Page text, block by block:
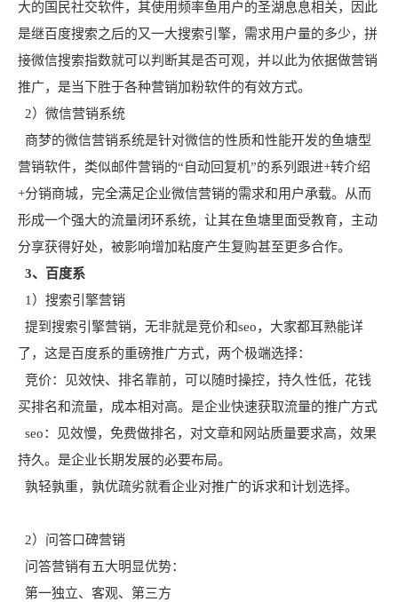
大的国民社交软件，其使用频率鱼用户的圣湖息息相关，因此
是继百度搜索之后的又一大搜索引擎，需求用户量的多少，拼
接微信搜索指数就可以判断其是否可观，并以此为依据做营销
推广，是当下胜于各种营销加粉软件的有效方式。
2）微信营销系统
商梦的微信营销系统是针对微信的性质和性能开发的鱼塘型
营销软件，类似邮件营销的“自动回复机”的系列跟进+转介绍
+分销商城，完全满足企业微信营销的需求和用户承载。从而
形成一个强大的流量闭环系统，让其在鱼塘里面受教育，主动
分享获得好处，被影响增加粘度产生复购甚至更多合作。
3、百度系
1）搜索引擎营销
提到搜索引擎营销，无非就是竞价和seo，大家都耳熟能详
了，这是百度系的重磅推广方式，两个极端选择：
竞价：见效快、排名靠前，可以随时操控，持久性低，花钱
买排名和流量，成本相对高。是企业快速获取流量的推广方式
seo：见效慢，免费做排名，对文章和网站质量要求高，效果
持久。是企业长期发展的必要布局。
孰轻孰重，孰优疏劣就看企业对推广的诉求和计划选择。
2）问答口碑营销
问答营销有五大明显优势：
第一独立、客观、第三方